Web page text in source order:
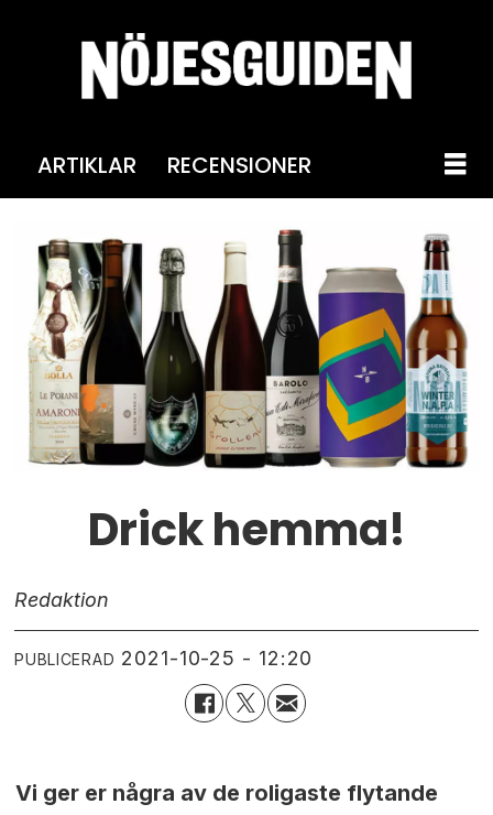
ARTIKLAR RECENSIONER
Drick hemma!
Redaktion
PUBLICERAD 2021-10-25 - 12:20
Vi ger er några av de roligaste flytande